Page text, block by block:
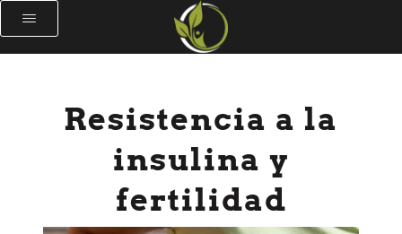
Resistencia a la
insulina y
fertilidad